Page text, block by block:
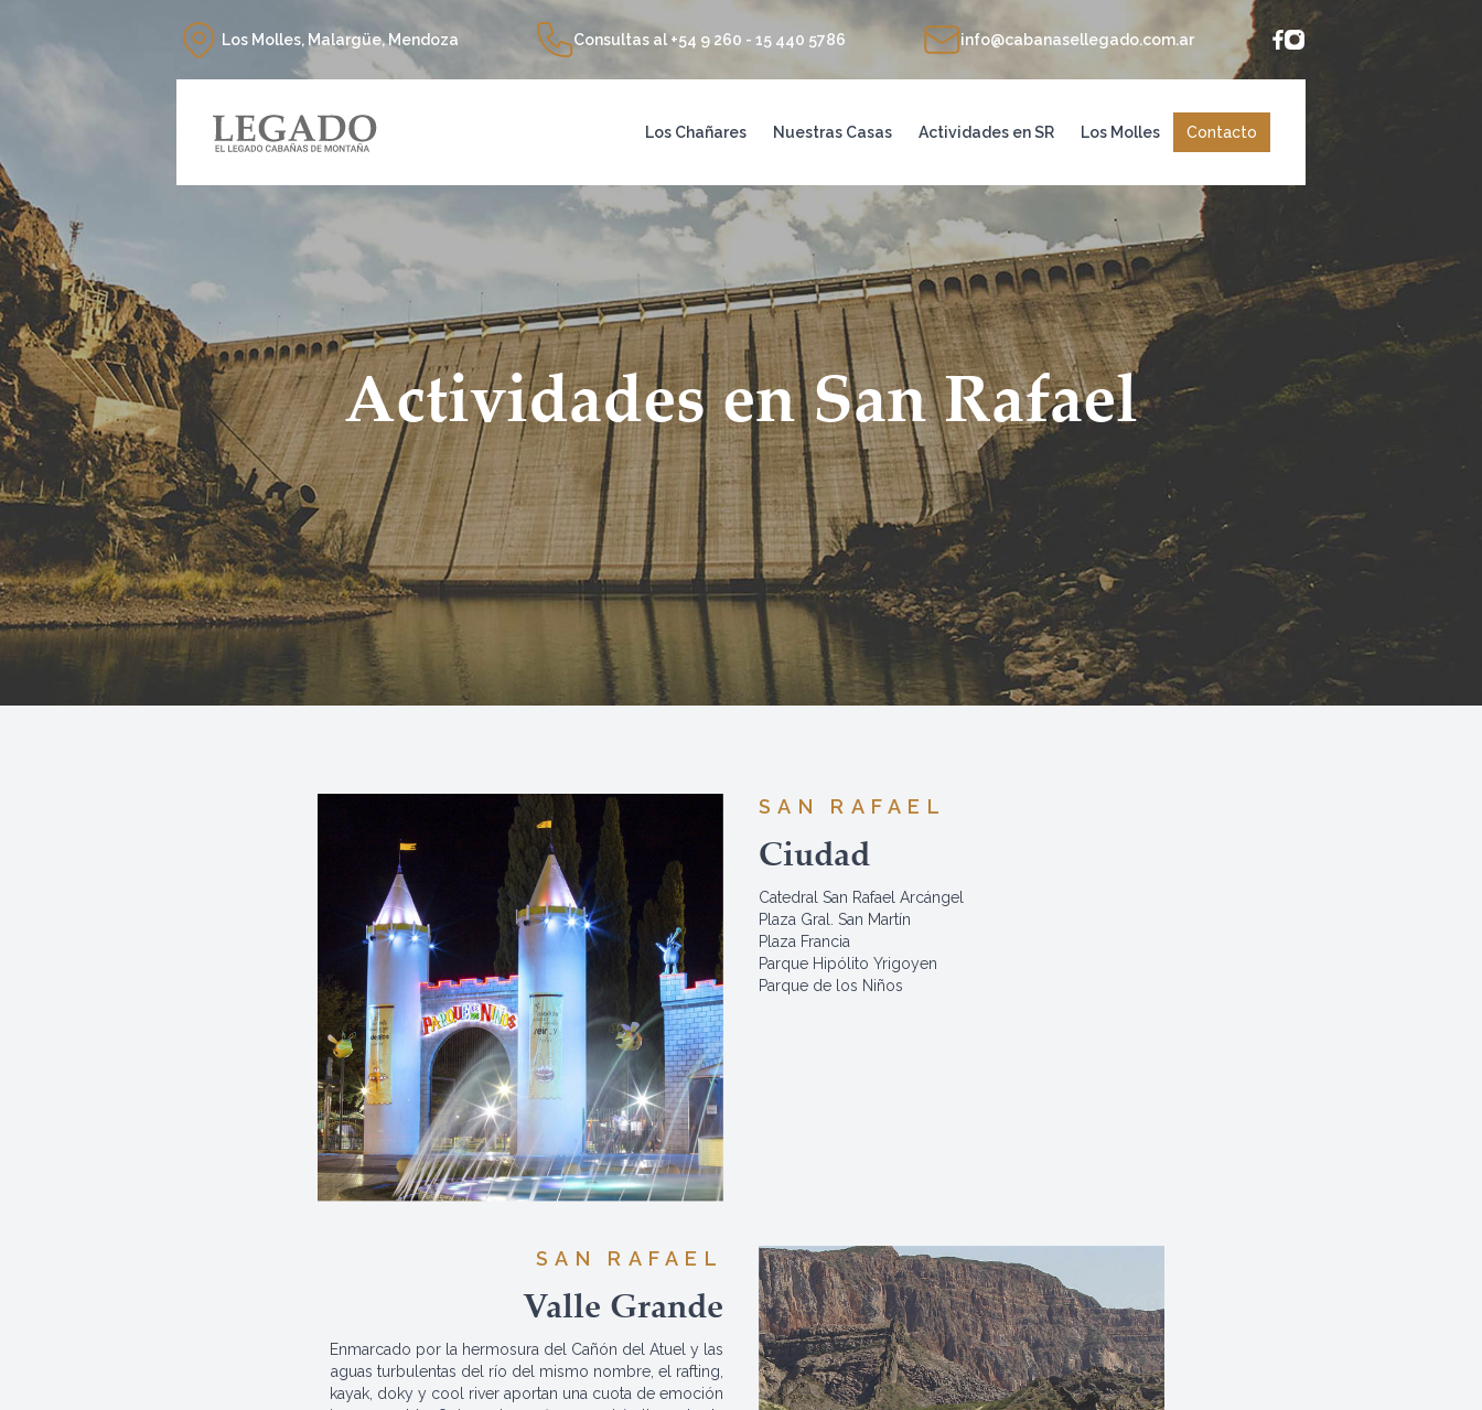
Los Molles, Malargüe, Mendoza Consultas al +54 9 260 - 15 440 5786 info@cabanasellegado.com.ar
Los Chañares Nuestras Casas Actividades en SR Los Molles Contacto
Actividades en San Rafael
SAN RAFAEL
Ciudad
Catedral San Rafael Arcángel
Plaza Gral. San Martín
Plaza Francia
Parque Hipólito Yrigoyen
Parque de los Niños
SAN RAFAEL
Valle Grande
Enmarcado por la hermosura del Cañón del Atuel y las
aguas turbulentas del río del mismo nombre, el rafting,
kayak, doky y cool river aportan una cuota de emoción